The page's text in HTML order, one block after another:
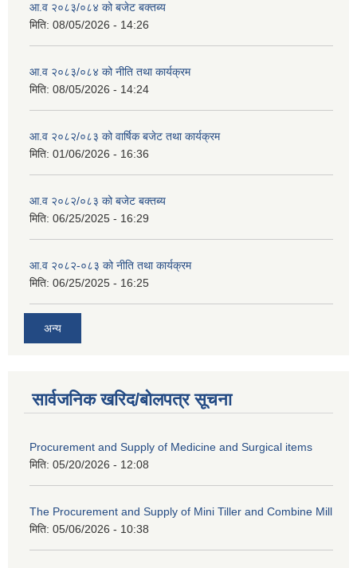
आ.व २०८३/०८४ को बजेट बक्तब्य
मिति: 08/05/2026 - 14:26
आ.व २०८३/०८४ को नीति तथा कार्यक्रम
मिति: 08/05/2026 - 14:24
आ.व २०८२/०८३ को वार्षिक बजेट तथा कार्यक्रम
मिति: 01/06/2026 - 16:36
आ.व २०८२/०८३ को बजेट बक्तब्य
मिति: 06/25/2025 - 16:29
आ.व २०८२-०८३ को नीति तथा कार्यक्रम
मिति: 06/25/2025 - 16:25
अन्य
सार्वजनिक खरिद/बोलपत्र सूचना
Procurement and Supply of Medicine and Surgical items
मिति: 05/20/2026 - 12:08
The Procurement and Supply of Mini Tiller and Combine Mill
मिति: 05/06/2026 - 10:38